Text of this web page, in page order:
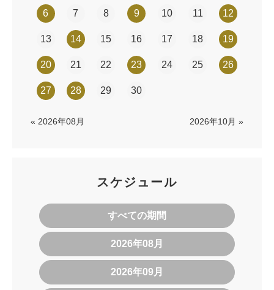
6 7 8 9 10 11 12
13 14 15 16 17 18 19
20 21 22 23 24 25 26
27 28 29 30
« 2026年08月 2026年10月 »
スケジュール
すべての期間
2026年08月
2026年09月